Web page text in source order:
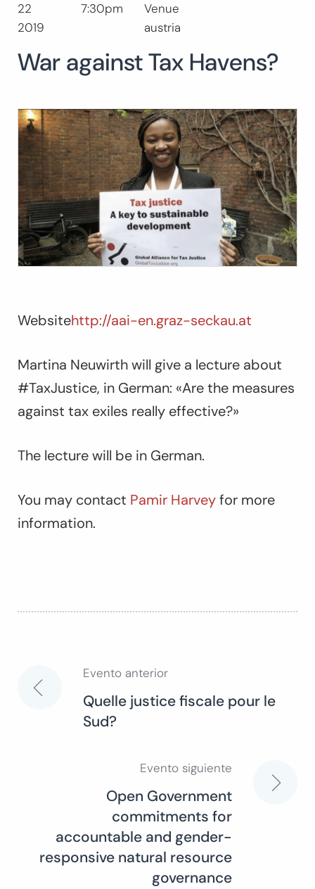
Buscar:
22
2019
7:30pm
Venue
austria
War against Tax Havens?
Websitehttp://aai-en.graz-seckau.at
Martina Neuwirth will give a lecture about
#TaxJustice, in German: «Are the measures
against tax exiles really effective?»
The lecture will be in German.
You may contact Pamir Harveyfor more
information.
Navegación
Evento anterior
Quelle justice fiscale pour le
Sud?
Evento siguiente
Open Government
commitments for
accountable and gender-
responsive natural resource
governance